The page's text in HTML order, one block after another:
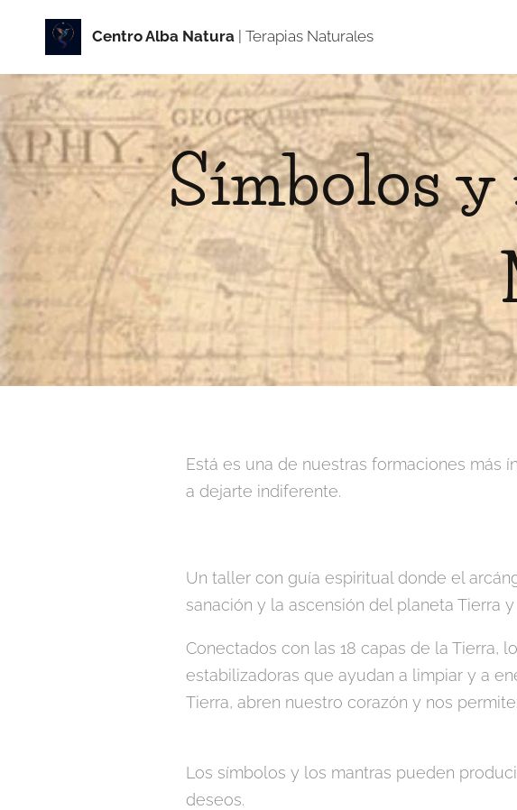
Centro Alba Natura | Terapias Naturales
Símbolos
Está es una de nuestras formaciones más
a dejarte indiferente.
Un taller con guía espiritual donde el
sanación y la ascensión del planeta Tierra
Conectados con las 18 capas de la Tierra,
estabilizadoras que ayudan a limpiar y a
Tierra, abren nuestro corazón y nos
Los símbolos y los mantras pueden
deseos.